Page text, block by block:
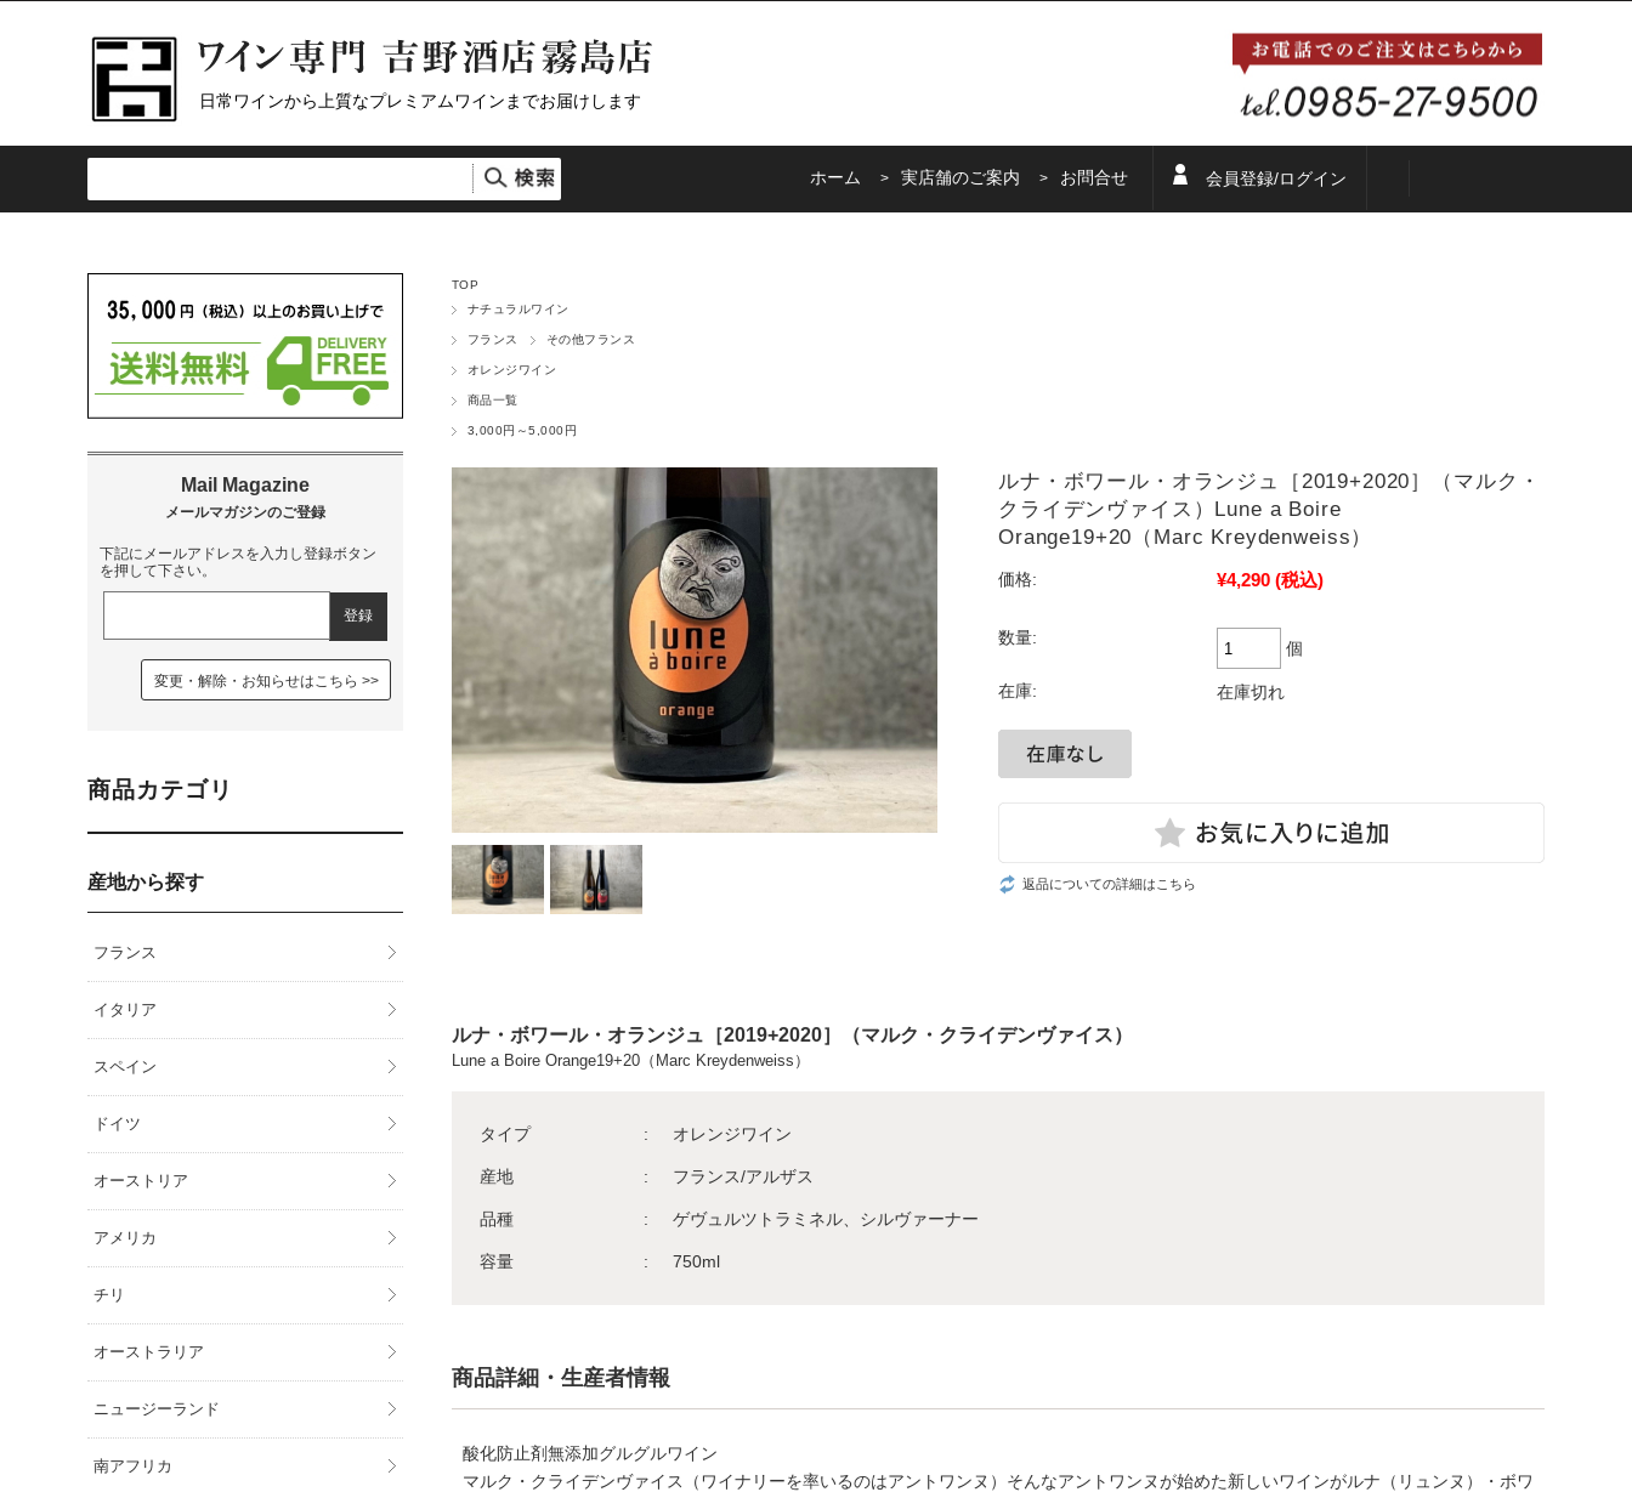
日常ワインから上質なプレミアムワインまでお届けします
ホーム 実店舗のご案内 お問合せ 会員登録/ログイン
TOP
ナチュラルワイン
フランス その他フランス
オレンジワイン
商品一覧
3,000円～5,000円
ルナ・ボワール・オランジュ［2019+2020］（マルク・
クライデンヴァイス）Lune a Boire
Orange19+20（Marc Kreydenweiss）
価格: ¥4,290 (税込)
数量:
個
在庫: 在庫切れ
返品についての詳細はこちら
ルナ・ボワール・オランジュ［2019+2020］（マルク・クライデンヴァイス）
Lune a Boire Orange19+20（Marc Kreydenweiss）
タイプ オレンジワイン
産地 フランス/アルザス
品種 ゲヴュルツトラミネル、シルヴァーナー
容量 750ml
商品詳細・生産者情報
酸化防止剤無添加グルグルワイン
マルク・クライデンヴァイス（ワイナリーを率いるのはアントワンヌ）そんなアントワンヌが始めた新しいワインがルナ（リュンヌ）・ボワ
下記にメールアドレスを入力し登録ボタン
を押して下さい。
変更・解除・お知らせはこちら
商品カテゴリ
産地から探す
フランス
イタリア
スペイン
ドイツ
オーストリア
アメリカ
チリ
オーストラリア
ニュージーランド
南アフリカ